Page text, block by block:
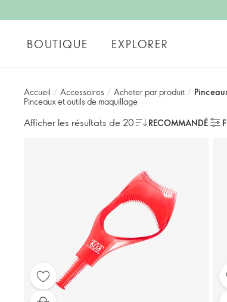
BOUTIQUE EXPLORER
Accueil / Accessoires / Acheter par produit /
Pinceaux et outils de maquillage
Afficher les résultats de 20 RECOMMANDÉ